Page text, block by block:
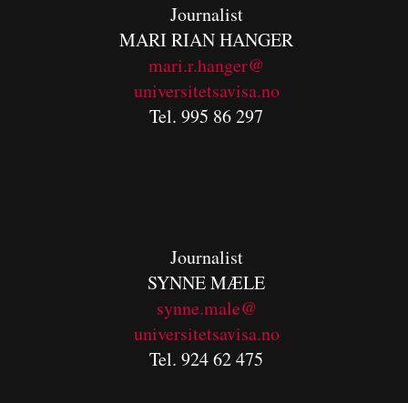
Journalist
MARI RIAN HANGER
mari.r.hanger@
universitetsavisa.no
Tel. 995 86 297
Journalist
SYNNE MÆLE
synne.male@
universitetsavisa.no
Tel. 924 62 475